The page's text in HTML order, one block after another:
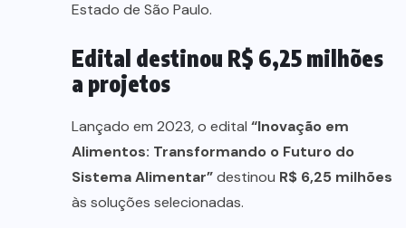
Estado de São Paulo.
Edital destinou R$ 6,25 milhões
a projetos
Lançado em 2023, o edital “Inovação em
Alimentos: Transformando o Futuro do
Sistema Alimentar”destinou R$ 6,25 milhões
às soluções selecionadas.